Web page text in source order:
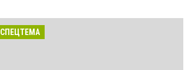
СПЕЦТЕМА